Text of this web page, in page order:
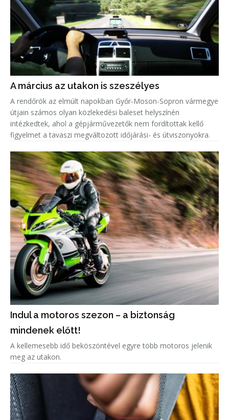
A március az utakon is szeszélyes
A rendőrök az elmúlt napokban Győr-Moson-Sopron vármegye
útjain számos olyan közlekedési baleset helyszínén
intézkedtek, ahol a gépjárművezetők nem fordítottak kellő
figyelmet a tavaszi megváltozott időjárási- és útviszonyokra.
Indul a motoros szezon – a biztonság
mindenek előtt!
A kellemesebb idő beköszöntével egyre több motoros jelenik
meg az utakon.